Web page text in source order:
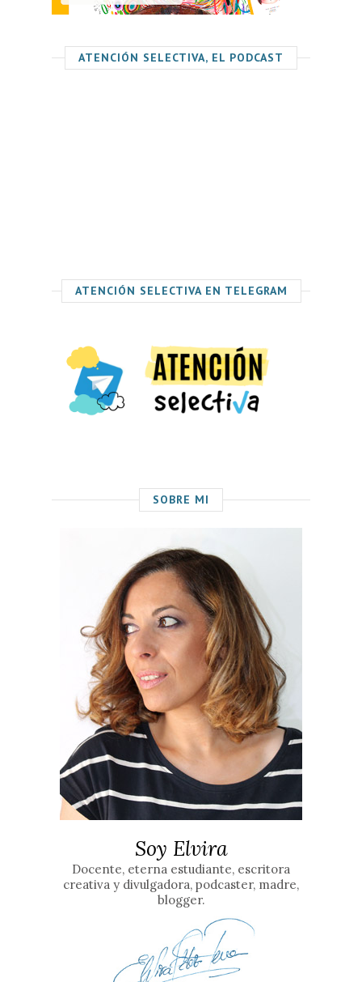
ATENCIÓN SELECTIVA, EL PODCAST
ATENCIÓN SELECTIVA EN TELEGRAM
SOBRE MI
Soy Elvira
Docente, eterna estudiante, escritora
creativa y divulgadora, podcaster, madre,
blogger.